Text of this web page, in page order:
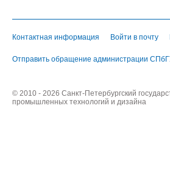
Контактная информация Войти в почту
Отправить обращение администрации
© 2010 - 2026 Санкт-Петербургский
промышленных технологий и дизайна